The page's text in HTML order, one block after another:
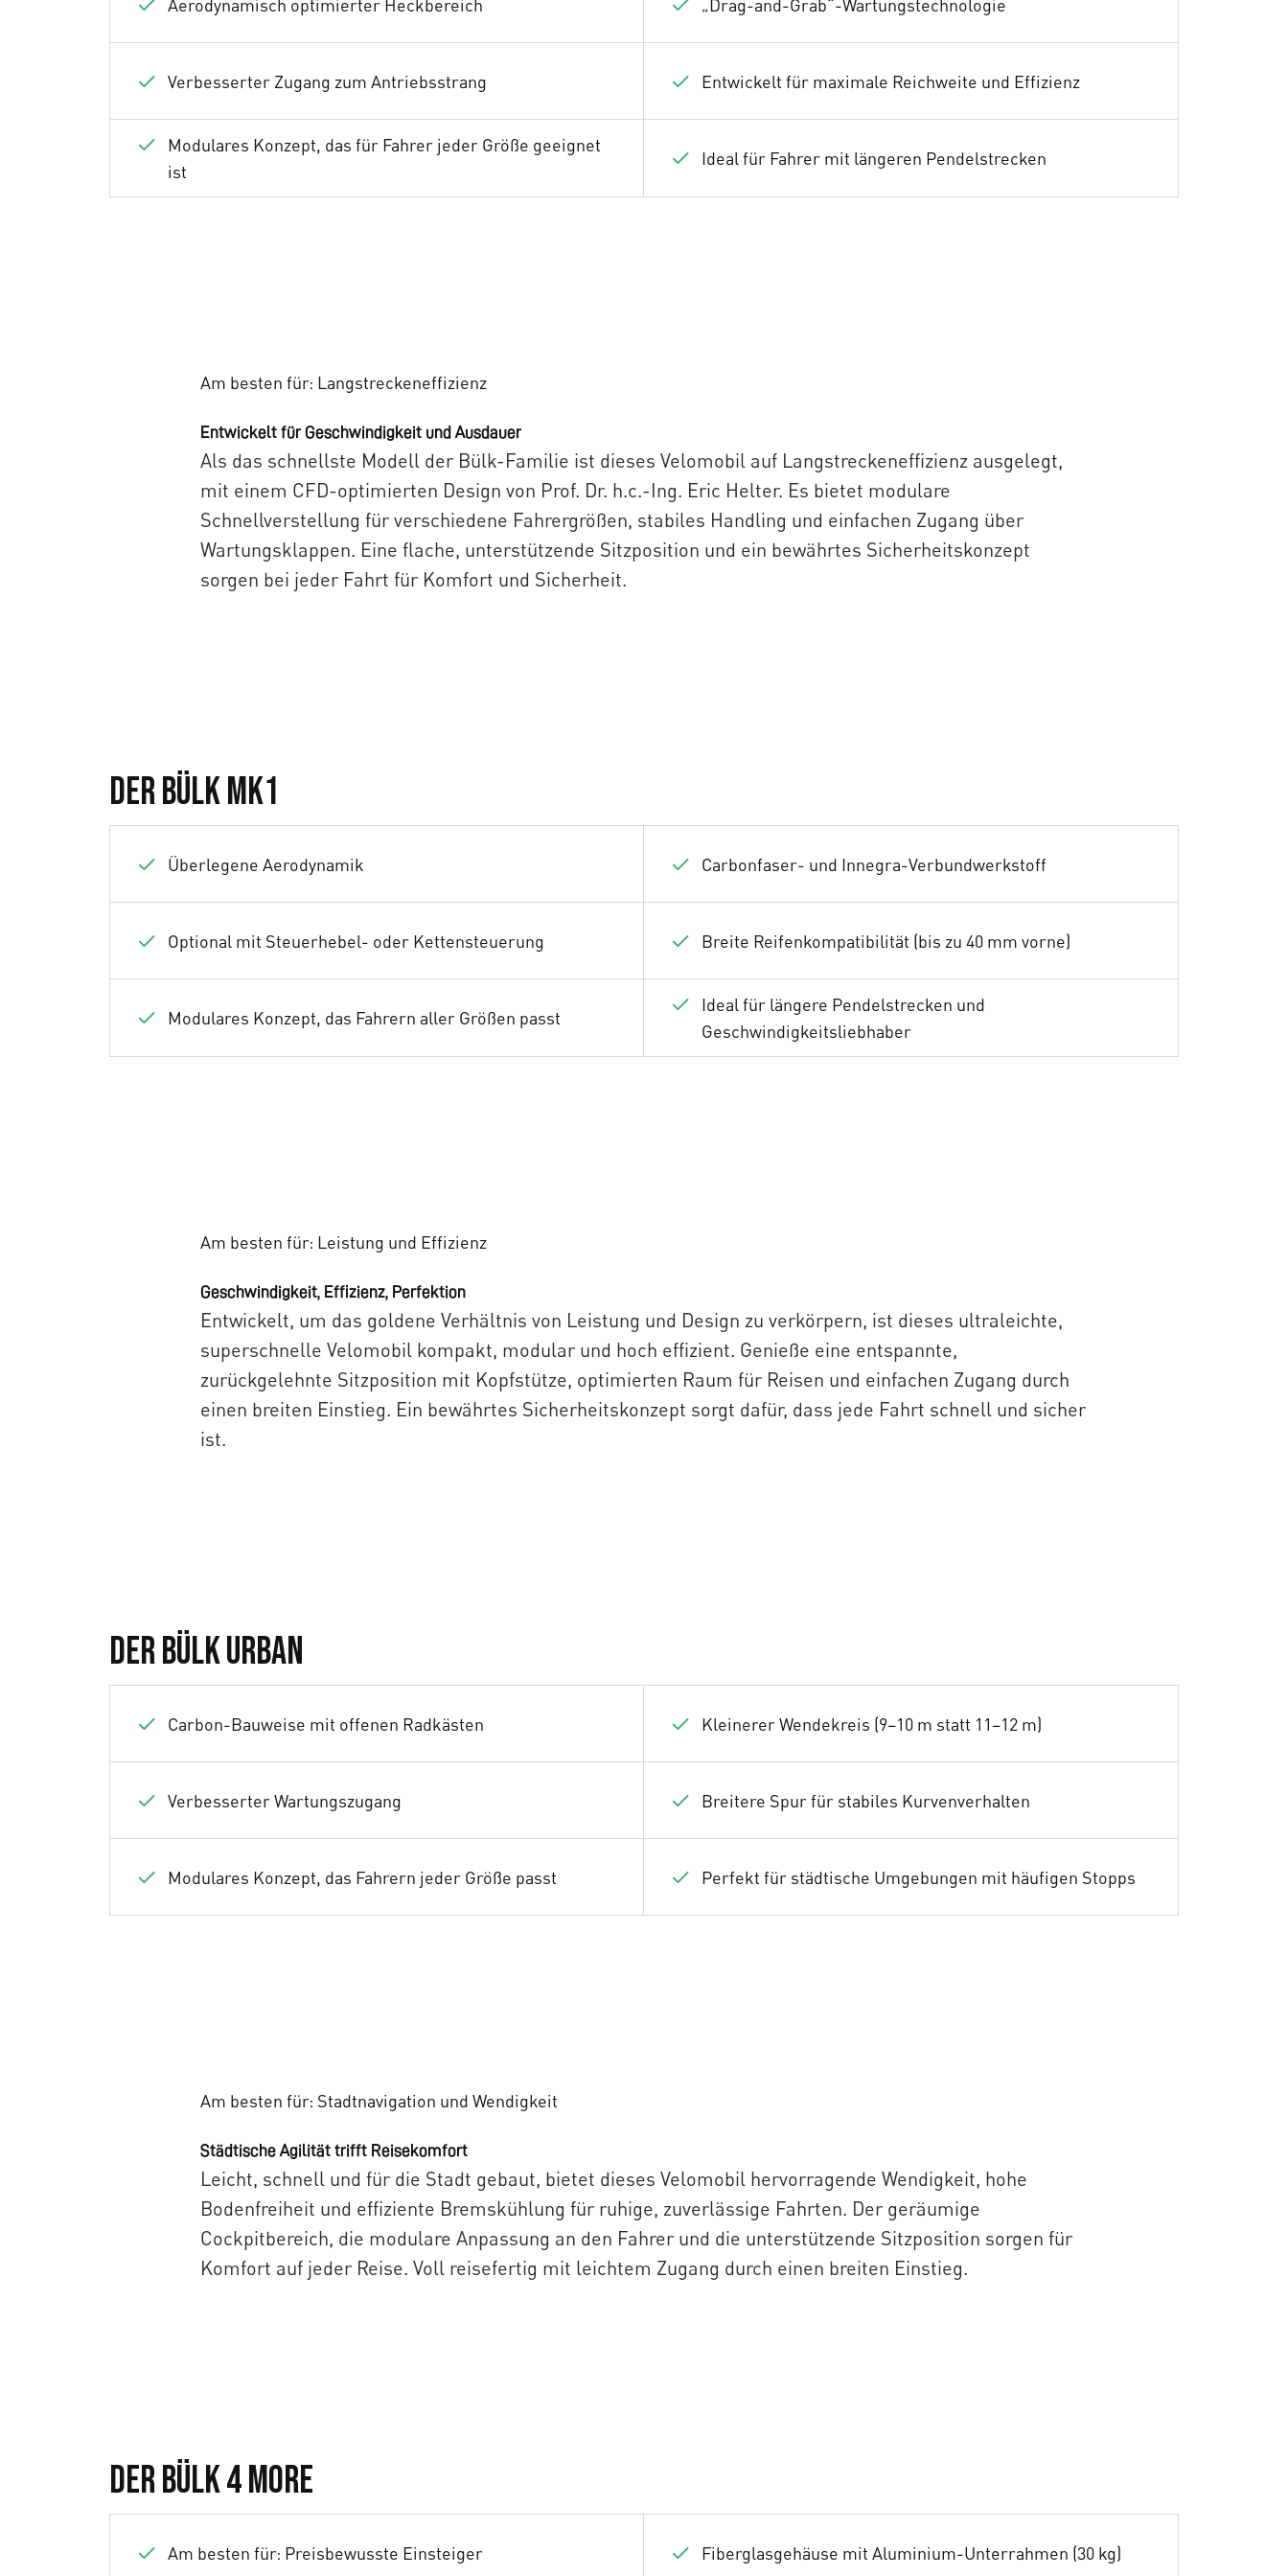
Aerodynamisch optimierter Heckbereich „Drag-and-Grab“-Wartungstechnologie
Verbesserter Zugang zum Antriebsstrang Entwickelt für maximale Reichweite und Effizienz
Modulares Konzept, das für Fahrer jeder Größe geeignet
ist
Ideal für Fahrer mit längeren Pendelstrecken
Am besten für: Langstreckeneffizienz
Entwickelt für Geschwindigkeit und Ausdauer
Als das schnellste Modell der Bülk-Familie ist dieses Velomobil auf Langstreckeneffizienz ausgelegt,
mit einem CFD-optimierten Design von Prof. Dr. h.c.-Ing. Eric Helter. Es bietet modulare
Schnellverstellung für verschiedene Fahrergrößen, stabiles Handling und einfachen Zugang über
Wartungsklappen. Eine flache, unterstützende Sitzposition und ein bewährtes Sicherheitskonzept
sorgen bei jeder Fahrt für Komfort und Sicherheit.
Der Bülk MK1
Überlegene Aerodynamik Carbonfaser- und Innegra-Verbundwerkstoff
Optional mit Steuerhebel- oder Kettensteuerung Breite Reifenkompatibilität (bis zu 40 mm vorne)
Modulares Konzept, das Fahrern aller Größen passt
Ideal für längere Pendelstrecken und
Geschwindigkeitsliebhaber
Am besten für: Leistung und Effizienz
Geschwindigkeit, Effizienz, Perfektion
Entwickelt, um das goldene Verhältnis von Leistung und Design zu verkörpern, ist dieses ultraleichte,
superschnelle Velomobil kompakt, modular und hoch effizient. Genieße eine entspannte,
zurückgelehnte Sitzposition mit Kopfstütze, optimierten Raum für Reisen und einfachen Zugang durch
einen breiten Einstieg. Ein bewährtes Sicherheitskonzept sorgt dafür, dass jede Fahrt schnell und sicher
ist.
Der Bülk Urban
Carbon-Bauweise mit offenen Radkästen Kleinerer Wendekreis (9–10 m statt 11–12 m)
Verbesserter Wartungszugang Breitere Spur für stabiles Kurvenverhalten
Modulares Konzept, das Fahrern jeder Größe passt Perfekt für städtische Umgebungen mit häufigen Stopps
Am besten für: Stadtnavigation und Wendigkeit
Städtische Agilität trifft Reisekomfort
Leicht, schnell und für die Stadt gebaut, bietet dieses Velomobil hervorragende Wendigkeit, hohe
Bodenfreiheit und effiziente Bremskühlung für ruhige, zuverlässige Fahrten. Der geräumige
Cockpitbereich, die modulare Anpassung an den Fahrer und die unterstützende Sitzposition sorgen für
Komfort auf jeder Reise. Voll reisefertig mit leichtem Zugang durch einen breiten Einstieg.
Der Bülk 4 More
Am besten für: Preisbewusste Einsteiger Fiberglasgehäuse mit Aluminium-Unterrahmen (30 kg)